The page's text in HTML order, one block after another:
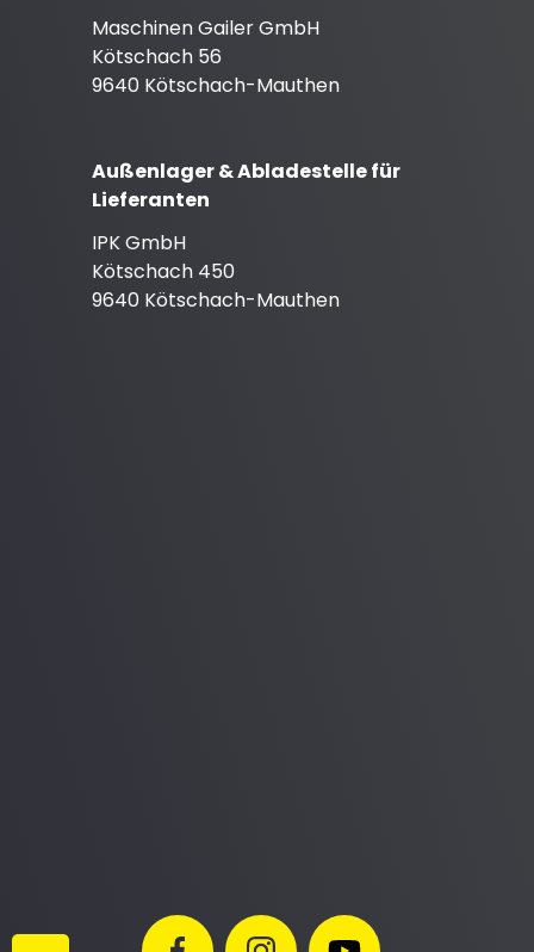
Maschinen Gailer GmbH
Kötschach 56
9640 Kötschach-Mauthen
Außenlager & Abladestelle für
Lieferanten
IPK GmbH
Kötschach 450
9640 Kötschach-Mauthen